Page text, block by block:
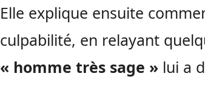
Elle explique ensuite
culpabilité, en relayant
« homme très sage » lui a